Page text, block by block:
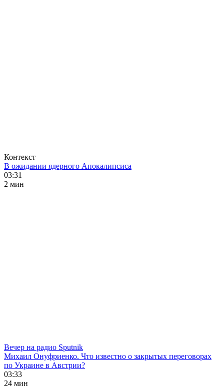
Контекст
В ожидании ядерного Апокалипсиса
03:31
2 мин
Вечер на радио Sputnik
Михаил Онуфриенко. Что известно о закрытых переговорах
по Украине в Австрии?
03:33
24 мин